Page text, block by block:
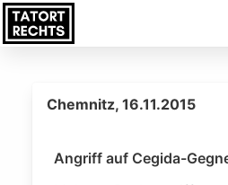
Chemnitz, 16.11.2015
Angriff auf Cegida-